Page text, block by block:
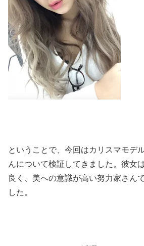
ということで、今回はカリスマモデ
んについて検証してきました。彼女
良く、美への意識が高い努力家さん
した。